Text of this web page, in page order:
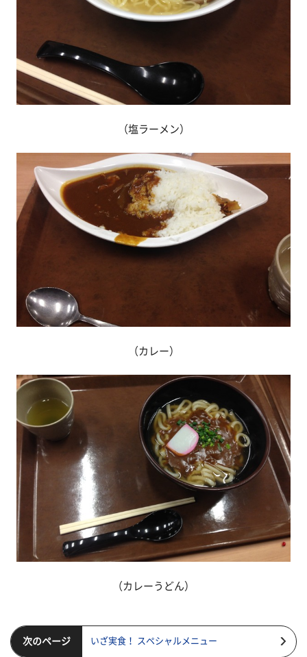
（塩ラーメン）
（カレー）
（カレーうどん）
次のページ いざ実食！ スペシャルメニュー